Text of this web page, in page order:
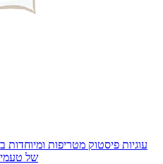
עוגיות פיסטוק מטריפות
של